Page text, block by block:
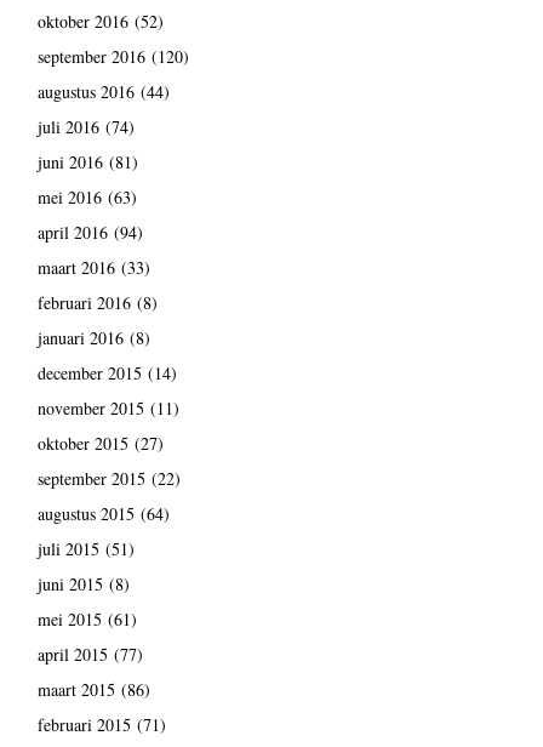
oktober 2016(52)
september 2016(120)
augustus 2016(44)
juli 2016(74)
juni 2016(81)
mei 2016(63)
april 2016(94)
maart 2016(33)
februari 2016(8)
januari 2016(8)
december 2015 (14)
november 2015 (11)
oktober 2015 (27)
september 2015 (22)
augustus 2015 (64)
juli 2015 (51)
juni 2015 (8)
mei 2015 (61)
april 2015 (77)
maart 2015 (86)
februari 2015 (71)